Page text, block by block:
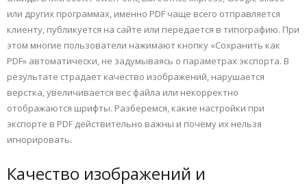
или других программах, именно PDF чаще всего отправляется
клиенту, публикуется на сайте или передается в типографию. При
этом многие пользователи нажимают кнопку «Сохранить как
PDF» автоматически, не задумываясь о параметрах экспорта. В
результате страдает качество изображений, нарушается
верстка, увеличивается вес файла или некорректно
отображаются шрифты. Разберемся, какие настройки при
экспорте в PDF действительно важны и почему их нельзя
игнорировать.
Качество изображений и